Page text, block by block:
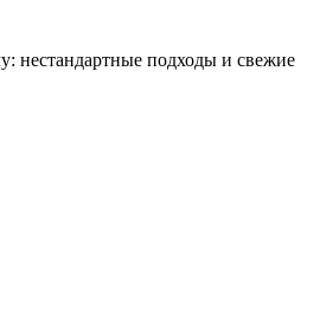
нестандартные подходы и свежие